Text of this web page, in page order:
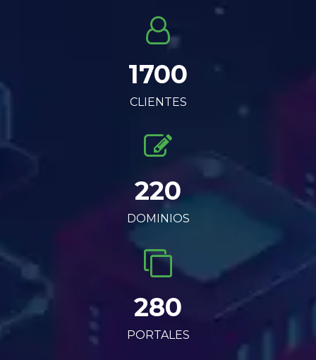
1700
CLIENTES
220
DOMINIOS
280
PORTALES